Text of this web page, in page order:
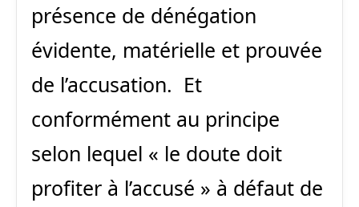
présence de dénégation
évidente, matérielle et prouvée
de l’accusation. Et
conformément au principe
selon lequel « le doute doit
profiter à l’accusé » à défaut de